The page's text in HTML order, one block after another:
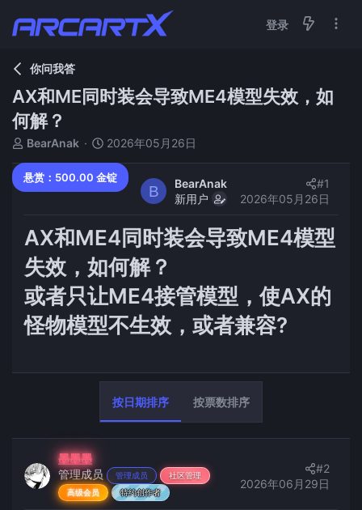
登录
你问我答
AX和ME同时装会导致ME4模型失效，如
何解？
主
发
BearAnak
开
时
间
2026年05月26日
悬赏：500.00 金锭
B
BearAnak
新用户
2026年05月26日
#1
AX和ME4同时装会导致ME4模型
失效，如何解？
或者只让ME4接管模型，使AX的
怪物模型不生效，或者兼容?
按日期排序 按票数排序
墨墨墨
管理成员
管理成员
社区管理
高级会员
特约创作者
2026年06月29日
#2